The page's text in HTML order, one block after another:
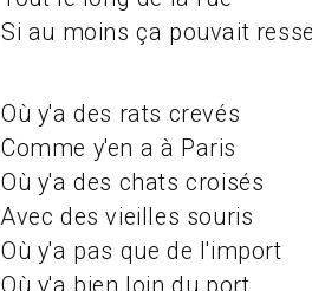
Si au moins ça pouvait
Où y'a des rats crevés
Comme y'en a à Paris
Où y'a des chats croisés
Avec des vieilles souris
Où y'a pas que de l'import